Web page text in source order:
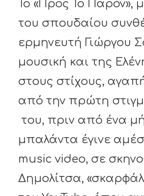
Το «Προς Το Παρόν»,
του σπουδαίου
ερμηνευτή Γιώργου
μουσική και της
στους στίχους,
από την πρώτη
του, πριν από ένα
μπαλάντα έγινε
music video, σε
Δημολίτσα,